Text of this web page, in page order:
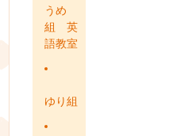
うめ
組 英
語教室
ゆり組